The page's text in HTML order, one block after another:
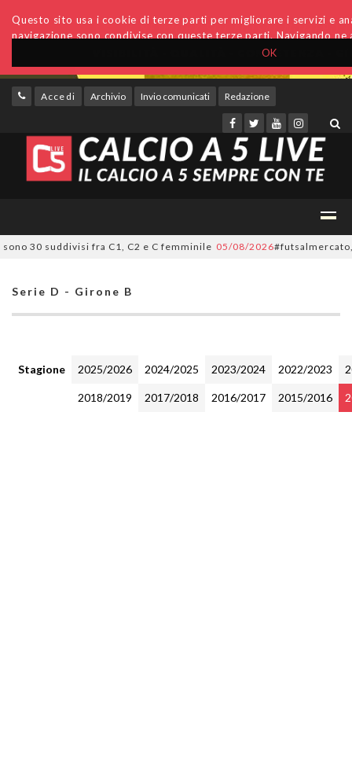
OK
Questo sito usa i cookie di terze parti per migliorare i servizi e
navigazione sono condivise con queste terze parti. Navigando
Accedi Archivio Invio comunicati Redazione
suddivisi fra C1, C2 e C femminile 05/08/2026#futsalmercato, ora
Serie D - Girone B
Stagione 2025/2026 2024/2025 2023/2024 2022/2023
2018/2019 2017/2018 2016/2017 2015/2016